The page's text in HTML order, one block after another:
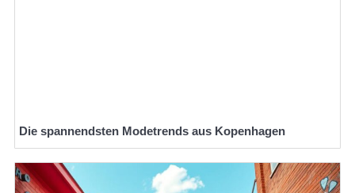
Die spannendsten Modetrends aus Kopenhagen